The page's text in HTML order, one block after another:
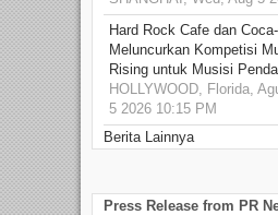
Hard Rock Cafe dan
Meluncurkan Kompetisi
Rising untuk Musisi
HOLLYWOOD, Florida,
5 2026 10:15 PM
Berita Lainnya
Press Release from PR